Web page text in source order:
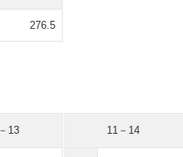
276.5
13 11－14